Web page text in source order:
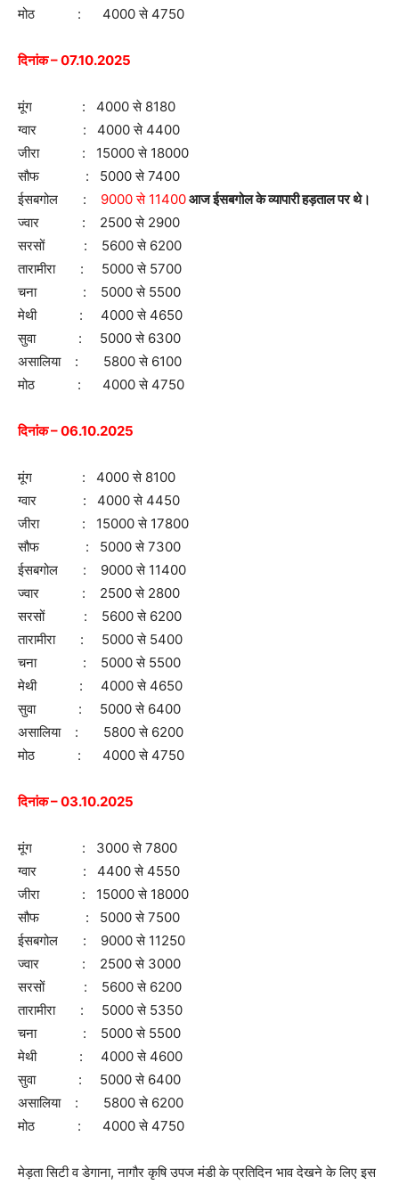
मोठ : 4000 से 4750
दिनांक – 07.10.2025
मूंग : 4000 से 8180
ग्वार : 4000 से 4400
जीरा : 15000 से 18000
सौफ : 5000 से 7400
ईसबगोल : 9000 से 11400आज ईसबगोल के व्यापारी हड़ताल पर थे।
ज्वार : 2500 से 2900
सरसों : 5600 से 6200
तारामीरा : 5000 से 5700
चना : 5000 से 5500
मेथी : 4000 से 4650
सुवा : 5000 से 6300
असालिया : 5800 से 6100
मोठ : 4000 से 4750
दिनांक – 06.10.2025
मूंग : 4000 से 8100
ग्वार : 4000 से 4450
जीरा : 15000 से 17800
सौफ : 5000 से 7300
ईसबगोल : 9000 से 11400
ज्वार : 2500 से 2800
सरसों : 5600 से 6200
तारामीरा : 5000 से 5400
चना : 5000 से 5500
मेथी : 4000 से 4650
सुवा : 5000 से 6400
असालिया : 5800 से 6200
मोठ : 4000 से 4750
दिनांक – 03.10.2025
मूंग : 3000 से 7800
ग्वार : 4400 से 4550
जीरा : 15000 से 18000
सौफ : 5000 से 7500
ईसबगोल : 9000 से 11250
ज्वार : 2500 से 3000
सरसों : 5600 से 6200
तारामीरा : 5000 से 5350
चना : 5000 से 5500
मेथी : 4000 से 4600
सुवा : 5000 से 6400
असालिया : 5800 से 6200
मोठ : 4000 से 4750
मेड़ता सिटी व डेगाना, नागौर कृषि उपज मंडी के प्रतिदिन भाव देखने के लिए इस